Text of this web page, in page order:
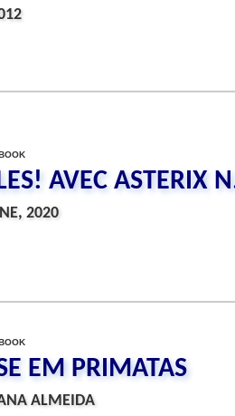
AVEC ASTERIX
2020
EM PRIMATAS
ALMEIDA